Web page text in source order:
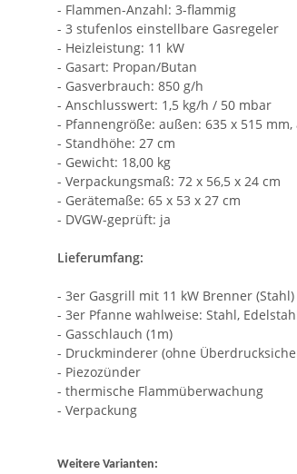
- Flammen-Anzahl: 3-flammig
- 3 stufenlos einstellbare Gasregeler
- Heizleistung: 11 kW
- Gasart: Propan/Butan
- Gasverbrauch: 850 g/h
- Anschlusswert: 1,5 kg/h / 50 mbar
- Pfannengröße: außen: 635 x 515
- Standhöhe: 27 cm
- Gewicht: 18,00 kg
- Verpackungsmaß: 72 x 56,5 x 24 cm
- Gerätemaße: 65 x 53 x 27 cm
- DVGW-geprüft: ja
Lieferumfang:
- 3er Gasgrill mit 11 kW Brenner (Stahl)
- 3er Pfanne wahlweise: Stahl,
- Gasschlauch (1m)
- Druckminderer (ohne
- Piezozünder
- thermische Flammüberwachung
- Verpackung
Weitere Varianten: